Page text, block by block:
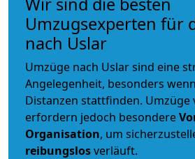
Umzugsexperten für
nach Uslar
Umzüge nach Uslar sind eine
Angelegenheit, besonders
Distanzen stattfinden. Umzüge
erfordern jedoch besondere
Organisation, um
reibungslosverläuft.